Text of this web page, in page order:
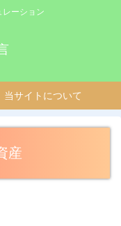
ーション
当サイトについて
産